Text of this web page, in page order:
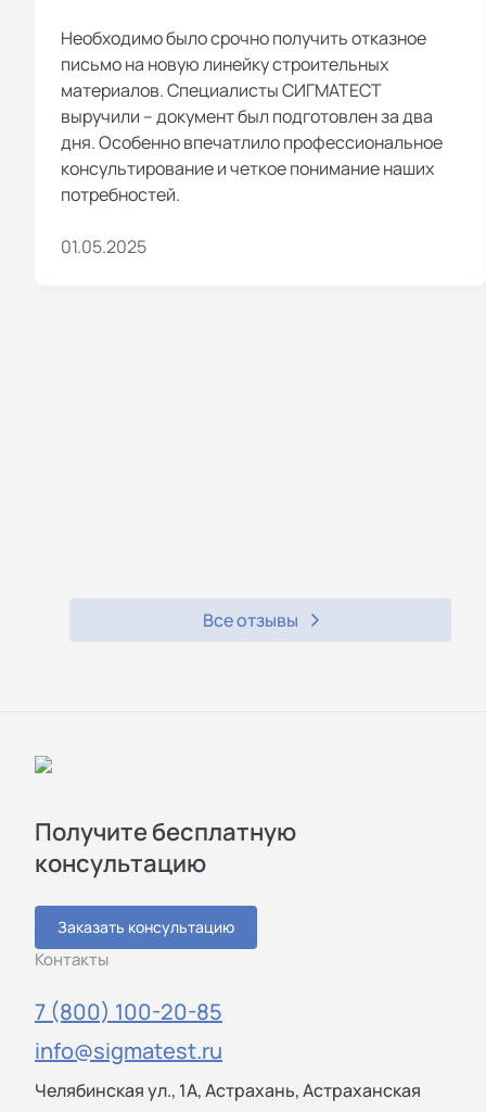
Необходимо было срочно получить отказное
письмо на новую линейку строительных
материалов. Специалисты СИГМАТЕСТ
выручили – документ был подготовлен за два
дня. Особенно впечатлило профессиональное
консультирование и четкое понимание наших
потребностей.
01.05.2025
Все отзывы
Получите бесплатную
консультацию
Заказать консультацию
Контакты
7 (800) 100-20-85
info@sigmatest.ru
Челябинская ул., 1А, Астрахань, Астраханская